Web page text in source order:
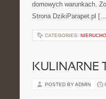
domowych warunkach.
Strona DzikiParapet.pl
CATEGORIES:
KULINARNE
POSTED BY ADMIN